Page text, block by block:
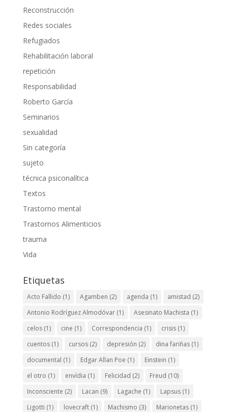
Reconstrucción
Redes sociales
Refugiados
Rehabilitación laboral
repetición
Responsabilidad
Roberto García
Seminarios
sexualidad
Sin categoría
sujeto
técnica psiconalítica
Textos
Trastorno mental
Trastornos Alimenticios
trauma
Vida
Etiquetas
Acto Fallido (1) Agamben (2) agenda (1) amistad (2)
Antonio Rodríguez Almodóvar(1) Asesinato Machista (1)
celos(1) cine (1) Correspondencia (1) crisis(1)
cuentos(1) cursos(2) depresión (2) dina fariñas(1)
documental (1) Edgar Allan Poe (1) Einstein (1)
el otro (1) envídia (1) Felicidad (2) Freud (10)
Inconsciente (2) Lacan (9) Lagache (1) Lapsus(1)
Ligotti (1) lovecraft(1) Machismo (3) Marionetas(1)